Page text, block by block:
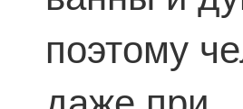
поэтому